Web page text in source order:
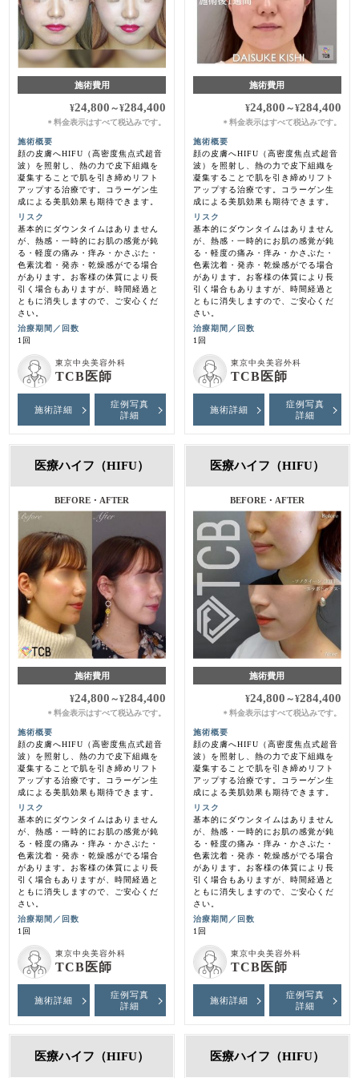
施術費用
¥24,800 ～¥284,400
＊料金表示はすべて税込みです。
施術概要
顔の皮膚へHIFU（高密度焦点式超音
波）を照射し、熱の力で皮下組織を
凝集することで肌を引き締めリフト
アップする治療です。コラーゲン生
成による美肌効果も期待できます。
リスク
基本的にダウンタイムはありません
が、熱感・一時的にお肌の感覚が鈍
る・軽度の痛み・痒み・かさぶた・
色素沈着・発赤・乾燥感がでる場合
があります。お客様の体質により長
引く場合もありますが、時間経過と
ともに消失しますので、ご安心くだ
さい。
治療期間／回数
1回
東京中央美容外科
TCB医師
施術詳細
症例写真
詳細
施術費用
¥24,800 ～¥284,400
＊ 料金表示はすべて税込みです。
施術概要
顔の皮膚へHIFU（高密度焦点式超音
波）を照射し、熱の力で皮下組織を
凝集することで肌を引き締めリフト
アップする治療です。コラーゲン生
成による美肌効果も期待できます。
リスク
基本的にダウンタイムはありません
が、熱感・一時的にお肌の感覚が鈍
る・軽度の痛み・痒み・かさぶた・
色素沈着・発赤・乾燥感がでる場合
があります。お客様の体質により長
引く場合もありますが、時間経過と
ともに消失しますので、ご安心くだ
さい。
治療期間／回数
1回
東京中央美容外科
TCB医師
施術詳細
症例写真
詳細
医療ハイフ（HIFU）
BEFORE・AFTER
施術費用
¥24,800 ～¥284,400
＊料金表示はすべて税込みです。
施術概要
顔の皮膚へHIFU（高密度焦点式超音
波）を照射し、熱の力で皮下組織を
凝集することで肌を引き締めリフト
アップする治療です。コラーゲン生
成による美肌効果も期待できます。
リスク
基本的にダウンタイムはありません
が、熱感・一時的にお肌の感覚が鈍
る・軽度の痛み・痒み・かさぶた・
色素沈着・発赤・乾燥感がでる場合
があります。お客様の体質により長
引く場合もありますが、時間経過と
ともに消失しますので、ご安心くだ
さい。
治療期間／回数
1回
東京中央美容外科
TCB医師
施術詳細
症例写真
詳細
医療ハイフ（HIFU）
BEFORE・AFTER
施術費用
¥24,800 ～¥284,400
＊ 料金表示はすべて税込みです。
施術概要
顔の皮膚へHIFU（高密度焦点式超音
波）を照射し、熱の力で皮下組織を
凝集することで肌を引き締めリフト
アップする治療です。コラーゲン生
成による美肌効果も期待できます。
リスク
基本的にダウンタイムはありません
が、熱感・一時的にお肌の感覚が鈍
る・軽度の痛み・痒み・かさぶた・
色素沈着・発赤・乾燥感がでる場合
があります。お客様の体質により長
引く場合もありますが、時間経過と
ともに消失しますので、ご安心くだ
さい。
治療期間／回数
1回
東京中央美容外科
TCB医師
施術詳細
症例写真
詳細
医療ハイフ（HIFU） 医療ハイフ（HIFU）